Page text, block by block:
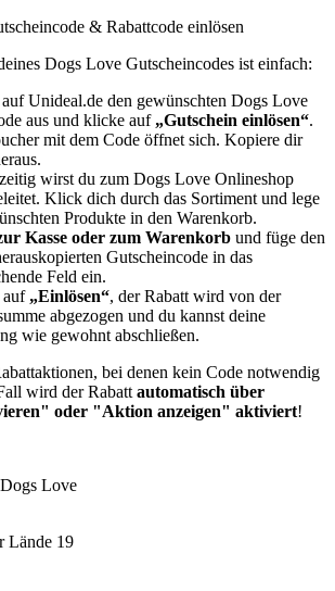
& Rabattcode einlösen
Dogs Love Gutscheincodes ist einfach:
Unideal.de den gewünschten Dogs Love
aus und klicke auf „Gutschein einlösen“.
mit dem Code öffnet sich. Kopiere dir
wirst du zum Dogs Love Onlineshop
Klick dich durch das Sortiment und lege
Produkte in den Warenkorb.
Kasse oder zum Warenkorb und füge den
Gutscheincode in das
Feld ein.
„Einlösen“, der Rabatt wird von der
abgezogen und du kannst deine
wie gewohnt abschließen.
bei denen kein Code notwendig
wird der Rabatt automatisch über
oder "Aktion anzeigen" aktiviert!
Love
Lände 19